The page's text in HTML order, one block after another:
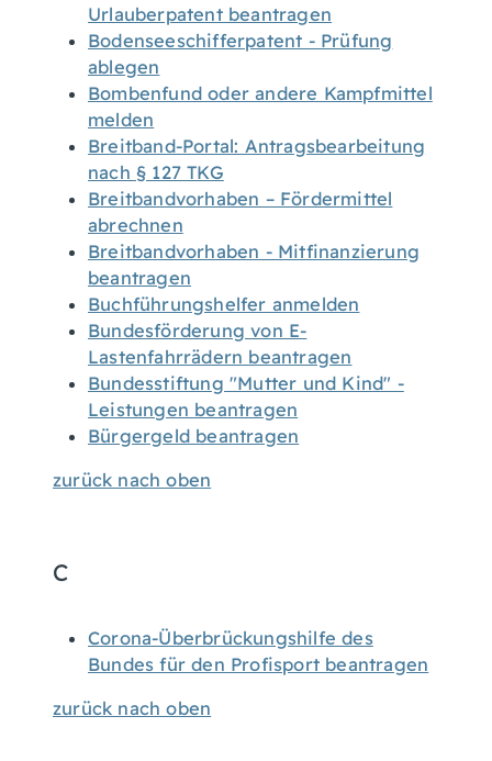
Urlauberpatent beantragen
Bodenseeschifferpatent - Prüfung
ablegen
Bombenfund oder andere Kampfmittel
melden
Breitband-Portal: Antragsbearbeitung
nach § 127 TKG
Breitbandvorhaben – Fördermittel
abrechnen
Breitbandvorhaben - Mitfinanzierung
beantragen
Buchführungshelfer anmelden
Bundesförderung von E-
Lastenfahrrädern beantragen
Bundesstiftung "Mutter und Kind" -
Leistungen beantragen
Bürgergeld beantragen
zurück nach oben
C
Corona-Überbrückungshilfe des
Bundes für den Profisport beantragen
zurück nach oben